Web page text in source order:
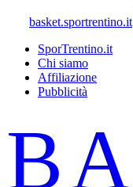
basket.sportrentino.it
SporTrentino.it
Chi siamo
Affiliazione
Pubblicità